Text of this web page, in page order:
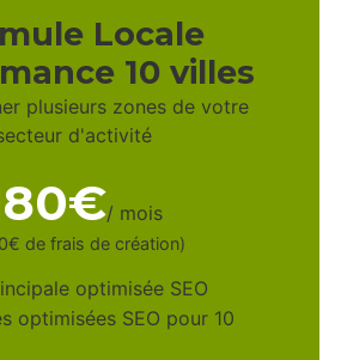
Locale
10 villes
plusieurs zones de votre
d'activité
/ mois
de frais de création)
optimisée SEO
optimisées SEO pour 10